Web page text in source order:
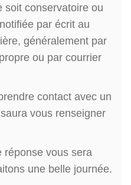
soit conservatoire ou
par écrit au
généralement par
ou par courrier
contact avec un
vous renseigner
réponse vous sera
une belle journée.